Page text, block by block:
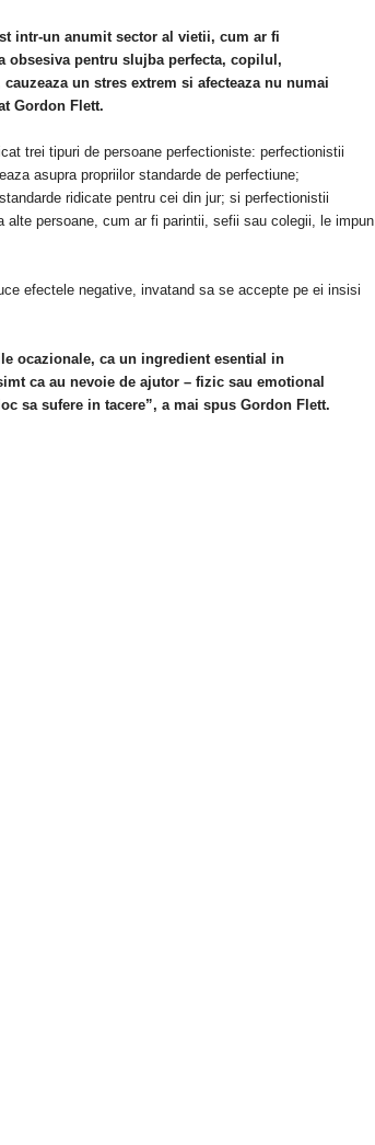
intr-un anumit sector al vietii, cum ar fi
obsesiva pentru slujba perfecta, copilul,
un stres extrem si afecteaza nu numai
Gordon Flett.
trei tipuri de persoane perfectioniste: perfectionistii
asupra propriilor standarde de perfectiune;
ridicate pentru cei din jur; si perfectionistii
persoane, cum ar fi parintii, sefii sau colegii, le impun
efectele negative, invatand sa se accepte pe ei insisi
ocazionale, ca un ingredient esential in
ca au nevoie de ajutor – fizic sau emotional
sa sufere in tacere”, a mai spus Gordon Flett.